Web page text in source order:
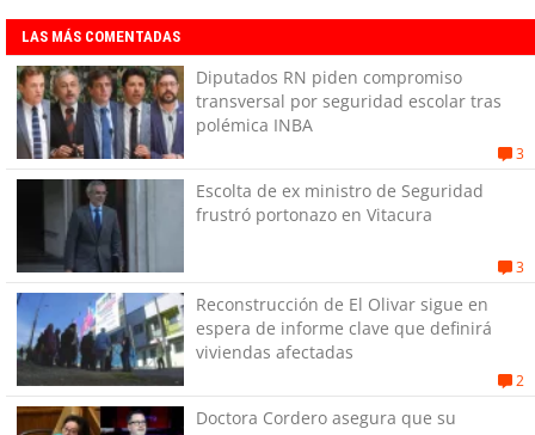
LAS MÁS COMENTADAS
Diputados RN piden compromiso
transversal por seguridad escolar tras
polémica INBA
3
Escolta de ex ministro de Seguridad
frustró portonazo en Vitacura
3
Reconstrucción de El Olivar sigue en
espera de informe clave que definirá
viviendas afectadas
2
Doctora Cordero asegura que su